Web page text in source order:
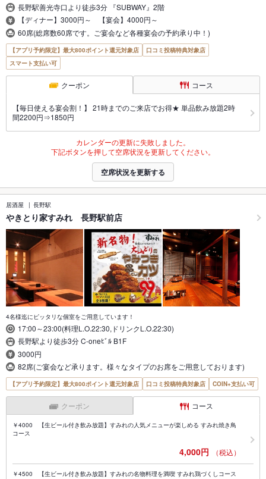
長野駅善光寺口より徒歩3分 『SUBWAY』2階
【ディナー】3000円～ 【宴会】4000円～
60席(総席数60席です。ご宴会など各種宴会の予約承り中！)
【アプリ予約限定】最大800ポイント還元対象店
口コミ投稿特典対象店
スマート支払い可
クーポン コース
【毎日使える宴会割！】 21時までのご来店でお得★ 単品飲み放題2時
間2200円⇒1850円
カレンダーの更新に失敗しました。
下記ボタンを押して空席状況を更新してください。
空席状況を更新する
居酒屋 長野駅
やきとり家すみれ 長野駅前店
4名様迄にピッタリな個室をご用意しています！
17:00～23:00(料理L.O.22:30,ドリンクL.O.22:30)
長野駅より徒歩3分 C-oneﾋﾞﾙ B1F
3000円
82席(ご宴会など承ります。様々なタイプのお席をご用意しております)
【アプリ予約限定】最大800ポイント還元対象店 口コミ投稿特典対象店 COIN+支払い可
クーポン コース
￥4000 【生ビール付き飲み放題】すみれの人気メニューが楽しめる すみれ焼き鳥
コース
4,000円 （税込）
￥4500 【生ビール付き飲み放題】すみれの名物料理を満喫 すみれ鶏づくしコース